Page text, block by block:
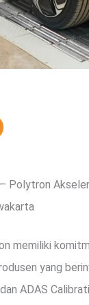
– Polytron
memiliki
yang
ADAS